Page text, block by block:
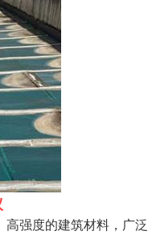
强度的建筑材料，广